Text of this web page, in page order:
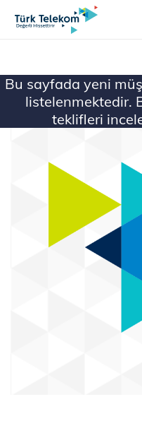
Bu sayfada yeni
listelenmektedir.
teklifleri